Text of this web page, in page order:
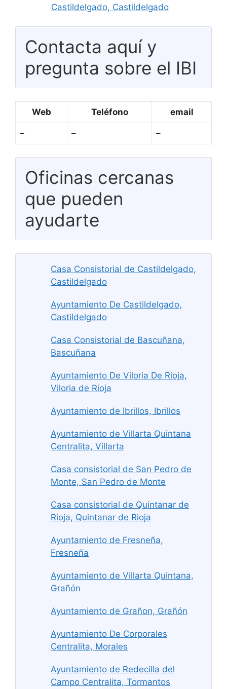
Castildelgado, Castildelgado
Contacta aquí y
pregunta sobre el IBI
Web Teléfono email
– – –
Oficinas cercanas
que pueden
ayudarte
Casa Consistorial de Castildelgado,
Castildelgado
Ayuntamiento De Castildelgado,
Castildelgado
Casa Consistorial de Bascuñana,
Bascuñana
Ayuntamiento De Viloria De Rioja,
Viloria de Rioja
Ayuntamiento de Ibrillos, Ibrillos
Ayuntamiento de Villarta Quintana
Centralita, Villarta
Casa consistorial de San Pedro de
Monte, San Pedro de Monte
Casa consistorial de Quintanar de
Rioja, Quintanar de Rioja
Ayuntamiento de Fresneña,
Fresneña
Ayuntamiento de Villarta Quintana,
Grañón
Ayuntamiento de Grañon, Grañón
Ayuntamiento De Corporales
Centralita, Morales
Ayuntamiento de Redecilla del
Campo Centralita, Tormantos